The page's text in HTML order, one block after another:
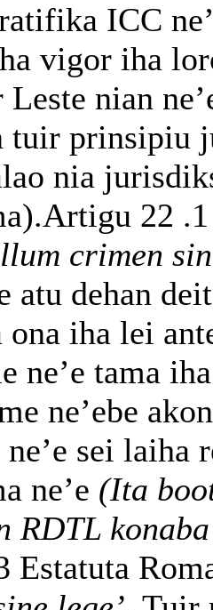
ICC
vigor iha
nian
tuir prinsipiu
nia
22
crimen
atu dehan
iha lei
ne’e tama
ne’ebe
ne’e sei
ne’e (Ita
RDTL
Estatuta